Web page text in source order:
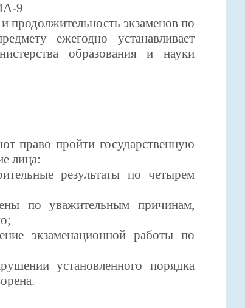
9
экзаменов по
ежегодно устанавливает
образования и науки
право пройти государственную
лица:
результаты по четырем
по уважительным причинам,
экзаменационной работы по
установленного порядка